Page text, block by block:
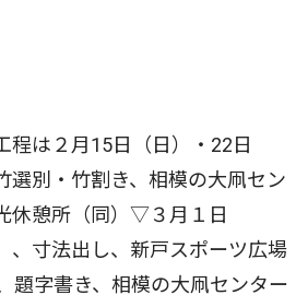
は２月15日（日）・22日
選別・竹割き、相模の大凧セン
休憩所（同）▽３月１日
、寸法出し、新戸スポーツ広場
題字書き、相模の大凧センター